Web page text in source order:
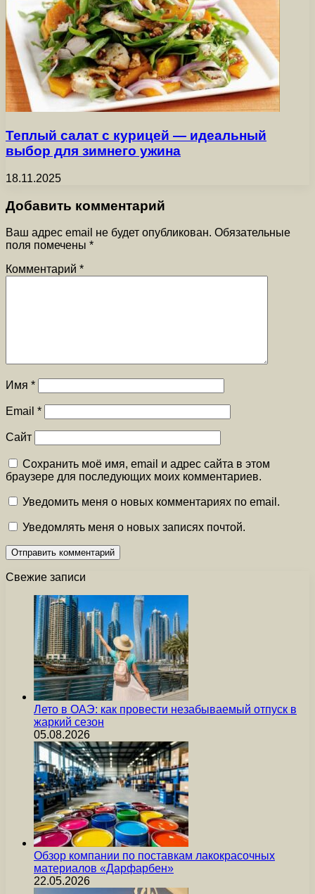
Теплый салат с курицей — идеальный
выбор для зимнего ужина
18.11.2025
Добавить комментарий
Ваш адрес email не будет опубликован. Обязательные
поля помечены *
Комментарий *
Имя *
Email *
Сайт
Сохранить моё имя, email и адрес сайта в этом
браузере для последующих моих комментариев.
Уведомить меня о новых комментариях по email.
Уведомлять меня о новых записях почтой.
Свежие записи
Лето в ОАЭ: как провести незабываемый отпуск в
жаркий сезон
05.08.2026
Обзор компании по поставкам лакокрасочных
материалов «Дарфарбен»
22.05.2026